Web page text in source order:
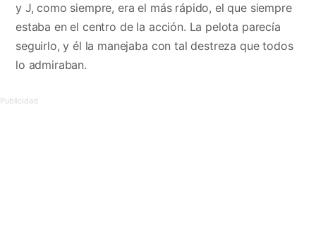
y J, como siempre, era el más rápido, el que siempre
estaba en el centro de la acción. La pelota parecía
seguirlo, y él la manejaba con tal destreza que todos
lo admiraban.